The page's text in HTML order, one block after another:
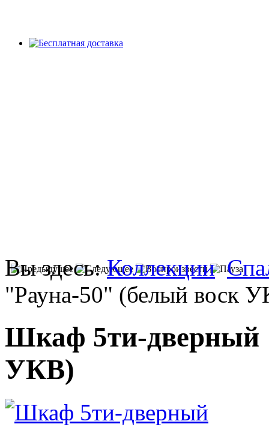
Вы здесь:Коллекции
"Рауна-50" (белый воск
Шкаф 5ти-дверный
УКВ)